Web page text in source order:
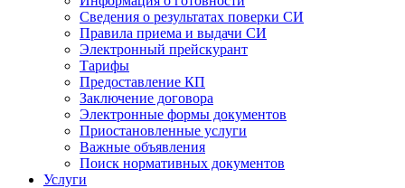
Сведения о результатах поверки СИ
Правила приема и выдачи СИ
Электронный прейскурант
Тарифы
Предоставление КП
Заключение договора
Электронные формы документов
Приостановленные услуги
Важные объявления
Поиск нормативных документов
Услуги